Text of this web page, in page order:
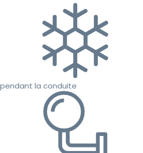
pendant la conduite